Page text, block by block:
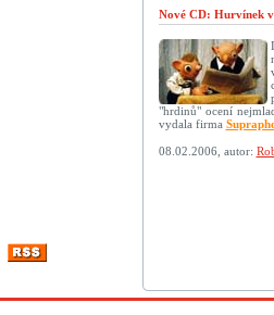
Nové CD: Hurvínek v
"hrdinů" ocení
vydala firma
08.02.2006, autor: